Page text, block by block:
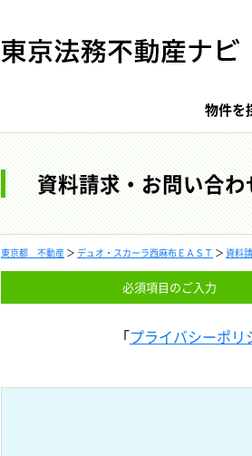
物件を
資料請求・お問い合わ
東京都 不動産 ＞ デュオ・スカーラ西麻布ＥＡＳＴ ＞ 資料
必須項目のご入力
「プライバシーポリ